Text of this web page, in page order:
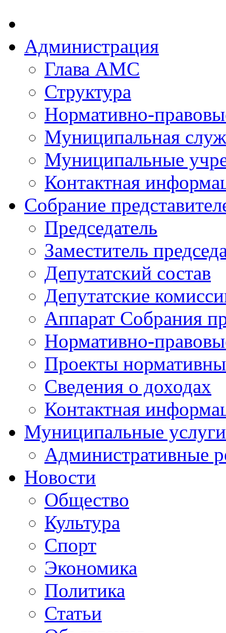
Администрация
Глава АМС
Структура
Нормативно-
Муниципальная
Муниципальные
Контактная
Собрание
Председатель
Заместитель
Депутатский состав
Депутатские
Аппарат Собрания
Нормативно-
Проекты
Сведения о доходах
Контактная
Муниципальные услуги
Административные
Новости
Общество
Культура
Спорт
Экономика
Политика
Статьи